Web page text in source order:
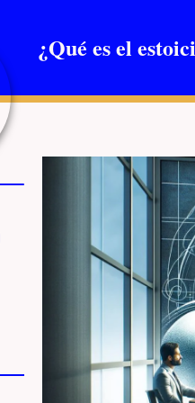
¿Qué es el